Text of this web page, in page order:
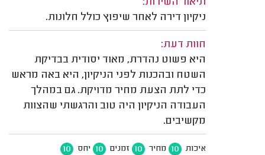
ניקיון דירה לאחר שיפוץ כולל חלונות.
חוות דעת:
היא פשוט נהדרת, מאוד יסודית בבדיקת
השטח ובהכנות לפני הניקיון, היא באה מראש
כדי לתת הצעת מחיר מדויקת. גם במהלך
העבודה הניקיון היה טוב והרגשתי שהצוות
מקשיבים.
איכות 10 מחיר 10 זמנים 10 יחס 10